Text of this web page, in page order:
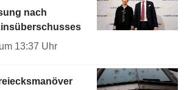
nach
13:37 Uhr